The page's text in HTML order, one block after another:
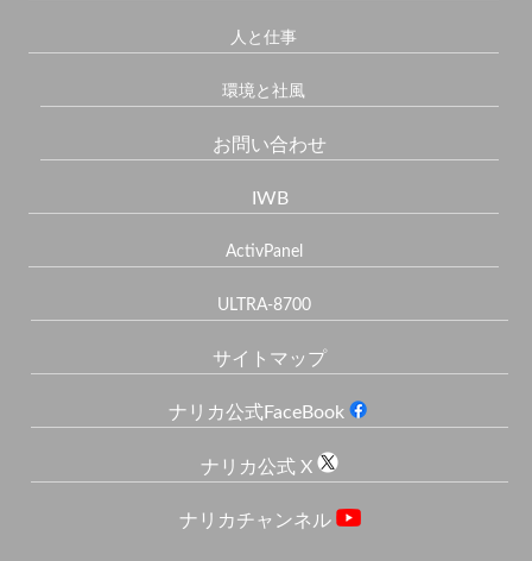
人と仕事
環境と社風
お問い合わせ
IWB
ActivPanel
ULTRA-8700
サイトマップ
ナリカ公式FaceBook
ナリカ公式 X
ナリカチャンネル